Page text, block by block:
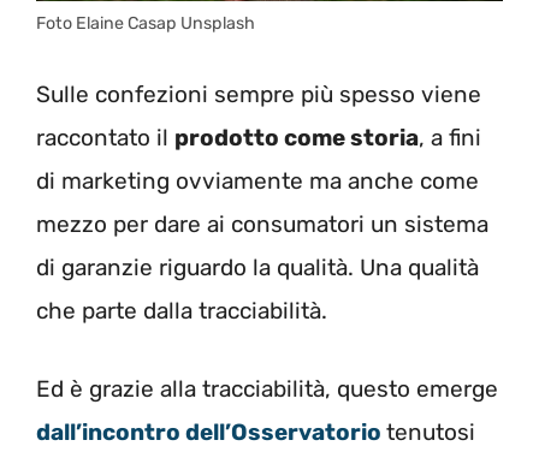
Foto Elaine Casap Unsplash
Sulle confezioni sempre più spesso viene
raccontato il prodotto come storia, a fini
di marketing ovviamente ma anche come
mezzo per dare ai consumatori un sistema
di garanzie riguardo la qualità. Una qualità
che parte dalla tracciabilità.
Ed è grazie alla tracciabilità, questo emerge
dall’incontro dell’Osservatorio tenutosi